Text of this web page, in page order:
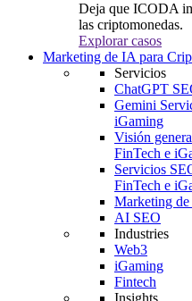
Deja que ICODA
las criptomonedas.
Explorar casos
Marketing de IA para
Servicios
ChatGPT
Gemini
iGaming
Visión
FinTech e
Servicios
FinTech e
Marketing
AI SEO
Industries
Web3
iGaming
Fintech
Insights